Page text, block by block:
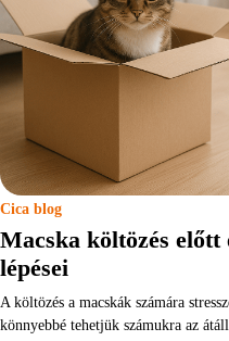
Cica blog
Macska költözés előtt
lépései
A költözés a macskák számára
könnyebbé tehetjük számukra az